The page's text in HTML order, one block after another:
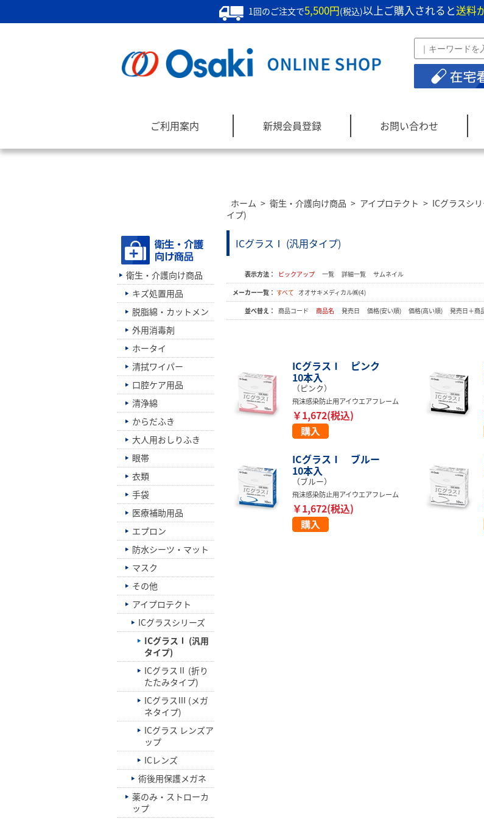
1回のご注文で5,500円(税込)以上ご購入されると送料
ご利用案内 新規会員登録 お問い合わせ
ホーム > 衛生・介護向け商品 > アイプロテクト > ICグラスシ
イプ)
ICグラスⅠ (汎用タイプ)
表示方法： ピックアップ 一覧 詳細一覧
サムネイル
メーカー一覧： すべて オオサキメディカル㈱(4)
並べ替え： 商品コード 商品名 発売日 価格(安い順) 価格(高い順) 発売日＋商
ICグラスⅠ ピンク
10本入
（ピンク）
飛沫感染防止用アイウエアフレーム
￥1,672(税込)
ICグラスⅠ ブルー
10本入
（ブルー）
飛沫感染防止用アイウエアフレーム
￥1,672(税込)
衛生・介護向け商品
キズ処置用品
脱脂綿・カットメン
外用消毒剤
ホータイ
清拭ワイパー
口腔ケア用品
清浄綿
からだふき
大人用おしりふき
眼帯
衣類
手袋
医療補助用品
エプロン
防水シーツ・マット
マスク
その他
アイプロテクト
ICグラスシリーズ
ICグラスⅠ (汎用
タイプ)
ICグラスⅡ (折り
たたみタイプ)
ICグラスⅢ (メガ
ネタイプ)
ICグラス レンズア
ップ
ICレンズ
術後用保護メガネ
薬のみ・ストローカ
ップ